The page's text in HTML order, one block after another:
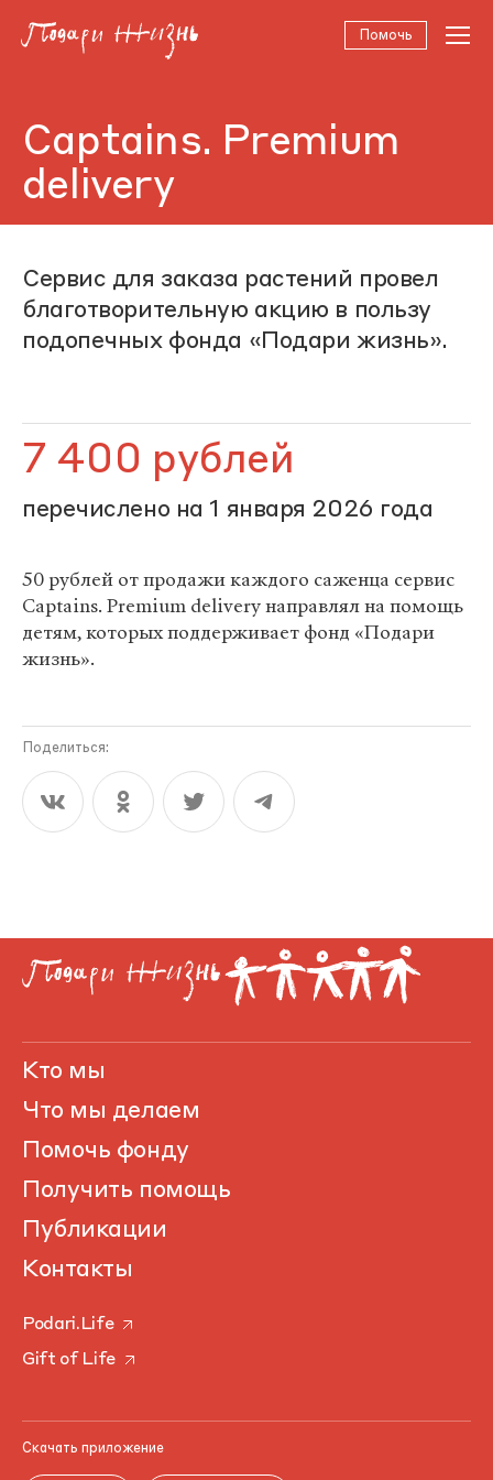
Помочь
Captains. Premium
delivery
Сервис для заказа растений провел
благотворительную акцию в пользу
подопечных фонда «Подари жизнь».
7 400 рублей
перечислено на 1 января 2026 года
50 рублей от продажи каждого саженца сервис
Captains. Premium delivery направлял на помощь
детям, которых поддерживает фонд «Подари
жизнь».
Поделиться:
Кто мы
Что мы делаем
Помочь фонду
Получить помощь
Публикации
Контакты
Podari.Life
Gift of Life
Скачать приложение